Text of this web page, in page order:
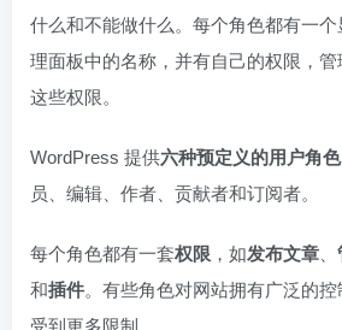
什么和不能做什么。每个角色都有一
理面板中的名称，并有自己的权限，
这些权限。
WordPress 提供六种预定义的用户角色
员、编辑、作者、贡献者和订阅者。
每个角色都有一套权限 ，如发布文章
和插件。有些角色对网站拥有广泛的
受到更多限制。